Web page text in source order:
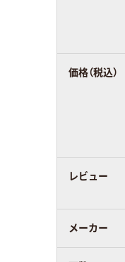
価格（税込）
レビュー
メーカー